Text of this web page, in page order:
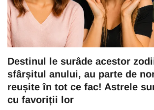
Destinul le surâde acestor
sfârșitul anului, au parte de
reușite în tot ce fac! Astrele
cu favoriții lor